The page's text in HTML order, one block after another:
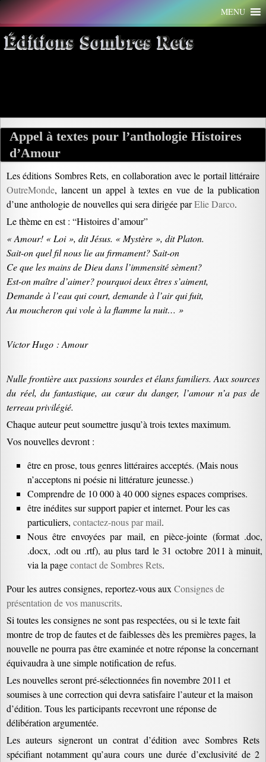
Aller
au
contenu
MENU
Éditions Sombres Rets
Archives par mot-clé : amant
Appel à textes pour l’anthologie Histoires
d’Amour
Les éditions Sombres Rets, en collaboration avec le portail littéraire
OutreMonde, lancent un appel à textes en vue de la publication
d’une anthologie de nouvelles qui sera dirigée parElie Darco.
Le thème en est : “Histoires d’amour”
« Amour! « Loi », dit Jésus. « Mystère », dit Platon.
Sait-on quel fil nous lie au firmament? Sait-on
Ce que les mains de Dieu dans l’immensité sèment?
Est-on maître d’aimer? pourquoi deux êtres s’aiment,
Demande à l’eau qui court, demande à l’air qui fuit,
Au moucheron qui vole à la flamme la nuit… »
Victor Hugo : Amour
Nulle frontière aux passions sourdes et élans familiers. Aux sources
du réel, du fantastique, au cœur du danger, l’amour n’a pas de
terreau privilégié.
Chaque auteur peut soumettre jusqu’à trois textes maximum.
Vos nouvelles devront :
être en prose, tous genres littéraires acceptés. (Mais nous
n’acceptons ni poésie ni littérature jeunesse.)
Comprendre de 10 000 à 40 000 signes espaces comprises.
être inédites sur support papier et internet. Pour les cas
particuliers, contactez-nous par mail.
Nous être envoyées par mail, en pièce-jointe (format .doc,
.docx, .odt ou .rtf), au plus tard le 31 octobre 2011 à minuit,
via la pagecontact de Sombres Rets.
Pour les autres consignes, reportez-vous aux Consignes de
présentation de vos manuscrits.
Si toutes les consignes ne sont pas respectées, ou si le texte fait
montre de trop de fautes et de faiblesses dès les premières pages, la
nouvelle ne pourra pas être examinée et notre réponse la concernant
équivaudra à une simple notification de refus.
Les nouvelles seront pré-sélectionnées fin novembre 2011 et
soumises à une correction qui devra satisfaire l’auteur et la maison
d’édition. Tous les participants recevront une réponse de
délibération argumentée.
Les auteurs signeront un contrat d’édition avec Sombres Rets
spécifiant notamment qu’aura cours une durée d’exclusivité de 2